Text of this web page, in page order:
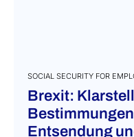
SOCIAL SECURITY FOR
Brexit:
Entsendung